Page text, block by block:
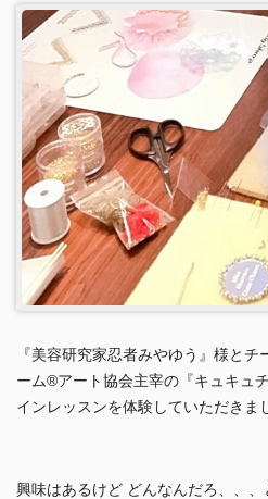
『美容研究家忍者みやゆう』様と
ーム®︎アート協会主宰の『キュキュ
インレッスンを体験していただきま
興味はあるけど どんなんだろ、、、